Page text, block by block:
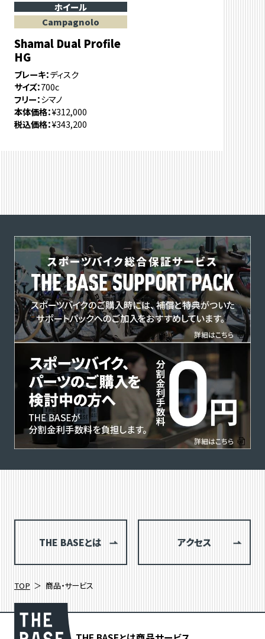
ホイール
Campagnolo
Shamal Dual Profile
HG
ブレーキ ディスク
サイズ 700c
フリー シマノ
本体価格 ¥312,000
税込価格 ¥343,200
THE BASEとは アクセス
TOP 商品・サービス